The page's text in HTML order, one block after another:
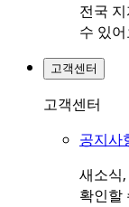
전국
수 있
고객센터
고객센터
공지사
새소식
확인할